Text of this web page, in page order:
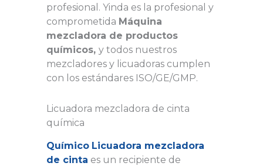
profesional. Yinda es la profesional y
comprometida Máquina
mezcladora de productos
químicos, y todos nuestros
mezcladores y licuadoras cumplen
con los estándares ISO/GE/GMP.
Licuadora mezcladora de cinta
química
Químico Licuadora mezcladora
de cinta es un recipiente de